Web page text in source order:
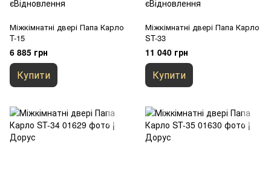
Міжкімнатні двері Папа Карло
T-15
6 885 грн
Купити
Міжкімнатні двері Папа Карло
ST-33
11 040 грн
Купити